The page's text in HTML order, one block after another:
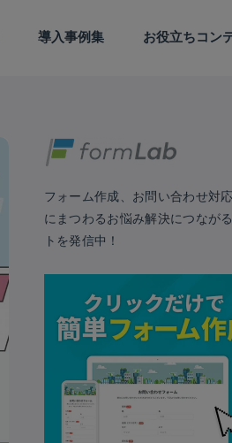
導入事例集 お役立ちコン
フォーム作成、お問い合わせ対
にまつわるお悩み解決につなが
トを発信中！